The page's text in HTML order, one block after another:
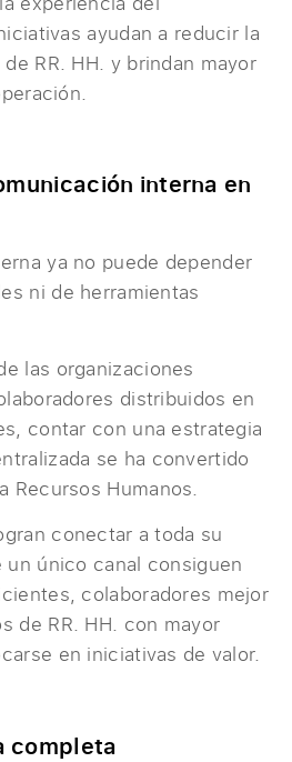
ayudan a reducir la
RR. HH. y brindan mayor
interna en
ya no puede depender
ni de herramientas
las organizaciones
distribuidos en
contar con una estrategia
se ha convertido
Recursos Humanos.
conectar a toda su
un único canal consiguen
colaboradores mejor
de RR. HH. con mayor
en iniciativas de valor.
completa